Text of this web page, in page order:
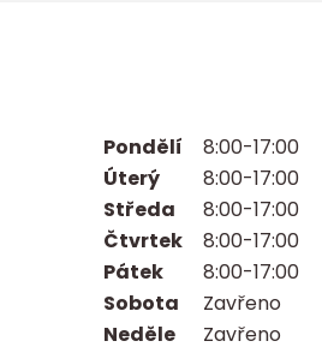
Pondělí
8:00-17:00
Úterý
8:00-17:00
Středa
8:00-17:00
Čtvrtek
8:00-17:00
Pátek
8:00-17:00
Sobota
Zavřeno
Neděle
Zavřeno